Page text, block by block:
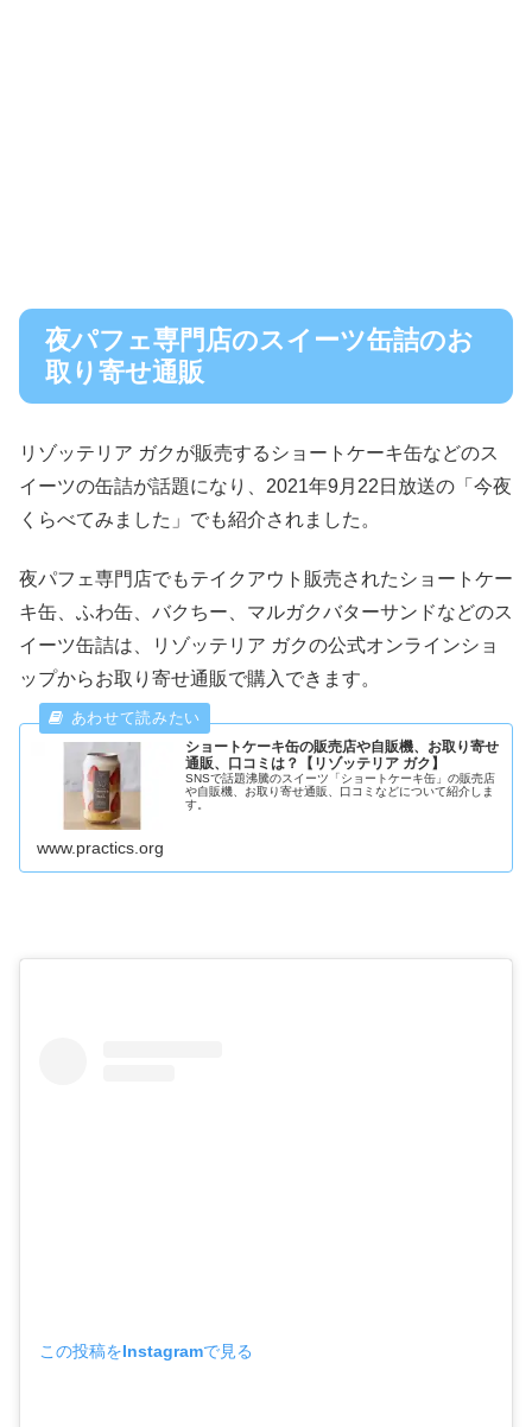
夜パフェ専門店のスイーツ缶詰のお
取り寄せ通販
リゾッテリア ガクが販売するショートケーキ缶などのス
イーツの缶詰が話題になり、2021年9月22日放送の「今夜
くらべてみました」でも紹介されました。
夜パフェ専門店でもテイクアウト販売されたショートケー
キ缶、ふわ缶、バクちー、マルガクバターサンドなどのス
イーツ缶詰は、リゾッテリア ガクの公式オンラインショ
ップからお取り寄せ通販で購入できます。
ショートケーキ缶の販売店や自販機、お取り寄せ
通販、口コミは？【リゾッテリア ガク】
SNSで話題沸騰のスイーツ「ショートケーキ缶」の販売店
や自販機、お取り寄せ通販、口コミなどについて紹介しま
す。
www.practics.org
この投稿をInstagramで見る